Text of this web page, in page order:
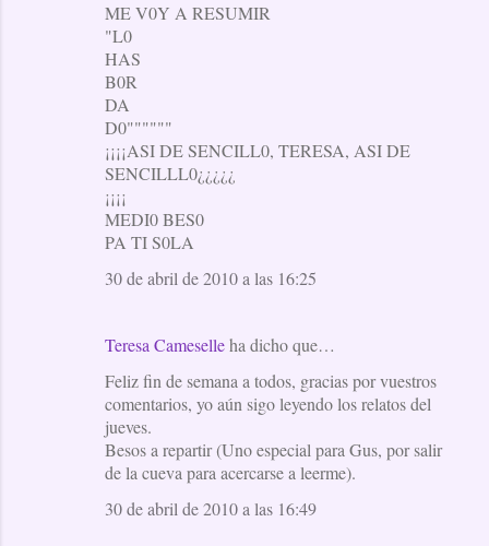
ME V0Y A RESUMIR
"L0
HAS
B0R
DA
D0""""""
¡¡¡¡ASI DE SENCILL0, TERESA, ASI DE
SENCILLL0¿¿¿¿¿
¡¡¡¡
MEDI0 BES0
PA TI S0LA
30 de abril de 2010 a las 16:25
Teresa Cameselleha dicho que…
Feliz fin de semana a todos, gracias por vuestros
comentarios, yo aún sigo leyendo los relatos del
jueves.
Besos a repartir (Uno especial para Gus, por salir
de la cueva para acercarse a leerme).
30 de abril de 2010 a las 16:49